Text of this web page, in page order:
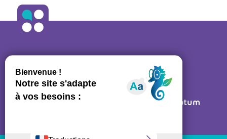
ALLO ORTHO
A propos•Contact
27 rue des Bluets • 75011 PARIS
Mentions légales
Post Scriptum